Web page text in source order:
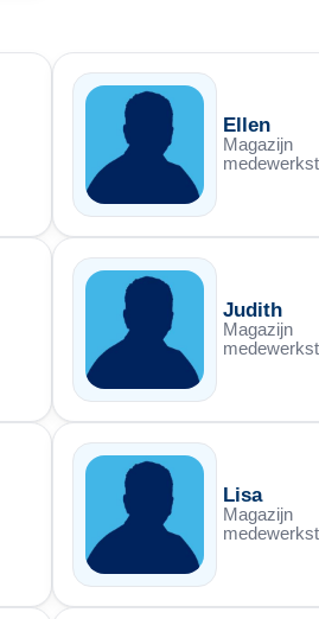
Ellen
Magazijn
Judith
Magazijn
Lisa
Magazijn